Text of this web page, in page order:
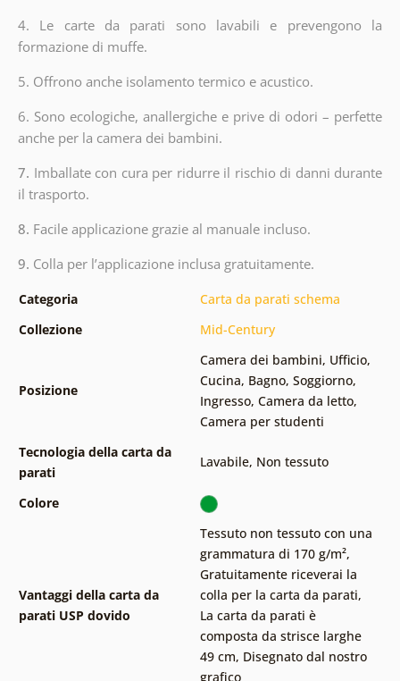
4. Le carte da parati sono lavabili e prevengono la
formazione di muffe.
5. Offrono anche isolamento termico e acustico.
6. Sono ecologiche, anallergiche e prive di odori – perfette
anche per la camera dei bambini.
7. Imballate con cura per ridurre il rischio di danni durante
il trasporto.
8. Facile applicazione grazie al manuale incluso.
9. Colla per l’applicazione inclusa gratuitamente.
Categoria
Carta da parati schema
Collezione
Mid-Century
Posizione
Camera dei bambini, Ufficio,
Cucina, Bagno, Soggiorno,
Ingresso, Camera da letto,
Camera per studenti
Tecnologia della carta da
parati
Lavabile, Non tessuto
Colore
Vantaggi della carta da
parati USP dovido
Tessuto non tessuto con una
grammatura di 170 g/m²,
Gratuitamente riceverai la
colla per la carta da parati,
La carta da parati è
composta da strisce larghe
49 cm, Disegnato dal nostro
grafico